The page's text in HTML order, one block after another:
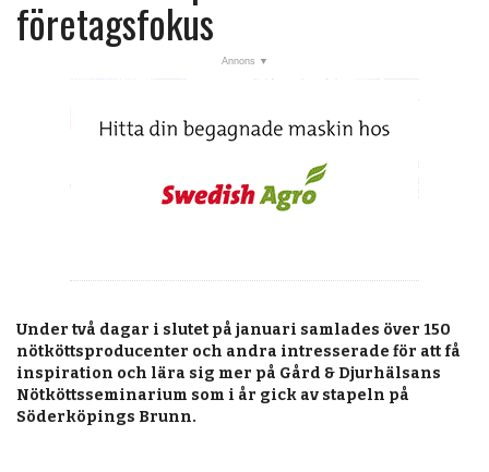
Veckans nyheter
TJÄNSTER
JOBB
ANNONSERA
PRENUMERERA
företagsfokus
Under två dagar i slutet på januari samlades över 150
nötköttsproducenter och andra intresserade för att få
inspiration och lära sig mer på Gård & Djurhälsans
Nötköttsseminarium som i år gick av stapeln på
Söderköpings Brunn.